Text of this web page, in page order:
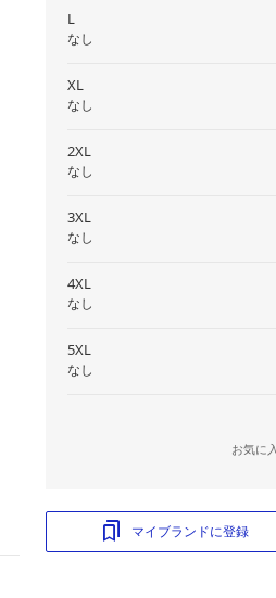
L
なし
XL
なし
2XL
なし
3XL
なし
4XL
なし
5XL
なし
お気に
マイブランドに登録